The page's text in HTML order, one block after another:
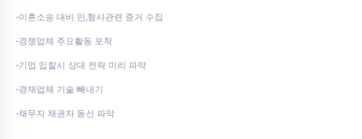
-이혼소송 대비 민,형사관련 증거 수집
-경쟁업체 주요활동 포착
-기업 입찰시 상대 전략 미리 파악
-경재업체 기술 빼내기
-채무자 채권자 동선 파악